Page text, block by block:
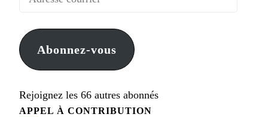
Abonnez-vous
Rejoignez les 66 autres abonnés
APPEL À CONTRIBUTION